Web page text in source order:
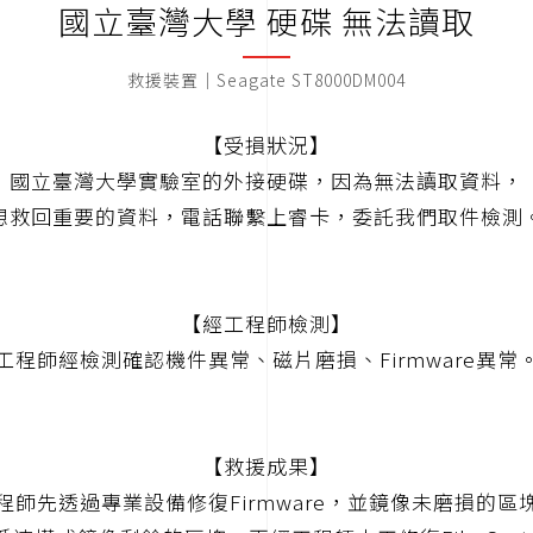
國立臺灣大學 硬碟 無法讀取
救援裝置｜Seagate ST8000DM004
【受損狀況】
國立臺灣大學實驗室的外接硬碟，因為無法讀取資料，
救回重要的資料，電話聯繫上睿卡，委託我們取件檢測
【經工程師檢測】
程師經檢測確認機件異常、磁片磨損、Firmware異常。
【救援成果】
師先透過專業設備修復Firmware，並鏡像未磨損的區